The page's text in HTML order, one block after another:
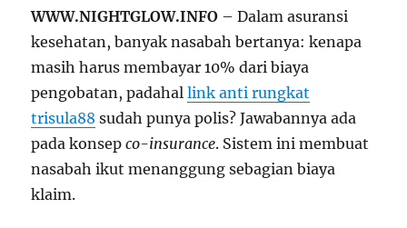
WWW.NIGHTGLOW.INFO – Dalam asuransi
kesehatan, banyak nasabah bertanya: kenapa
masih harus membayar 10% dari biaya
pengobatan, padahallink anti rungkat
trisula88 sudah punya polis? Jawabannya ada
pada konsepco-insurance. Sistem ini membuat
nasabah ikut menanggung sebagian biaya
klaim.